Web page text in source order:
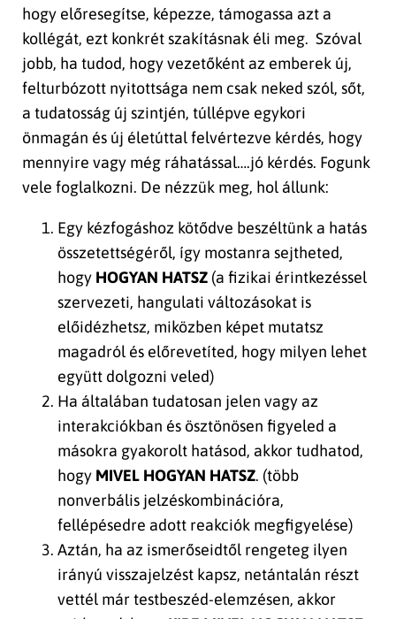
hogy előresegítse, képezze, támogassa azt a
kollégát, ezt konkrét szakításnak éli meg. Szóval
jobb, ha tudod, hogy vezetőként az emberek új,
felturbózott nyitottsága nem csak neked szól, sőt,
a tudatosság új szintjén, túllépve egykori
önmagán és új életúttal felvértezve kérdés, hogy
mennyire vagy még ráhatással….jó kérdés. Fogunk
vele foglalkozni. De nézzük meg, hol állunk:
Egy kézfogáshoz kötődve beszéltünk a hatás
összetettségéről, így mostanra sejtheted,
hogy HOGYAN HATSZ (a fizikai érintkezéssel
szervezeti, hangulati változásokat is
előidézhetsz, miközben képet mutatsz
magadról és előrevetíted, hogy milyen lehet
együtt dolgozni veled)
Ha általában tudatosan jelen vagy az
interakciókban és ösztönösen figyeled a
másokra gyakorolt hatásod, akkor tudhatod,
hogy MIVEL HOGYAN HATSZ. (több
nonverbális jelzéskombinációra,
fellépésedre adott reakciók megfigyelése)
Aztán, ha az ismerőseidtől rengeteg ilyen
irányú visszajelzést kapsz, netántalán részt
vettél már testbeszéd-elemzésen, akkor